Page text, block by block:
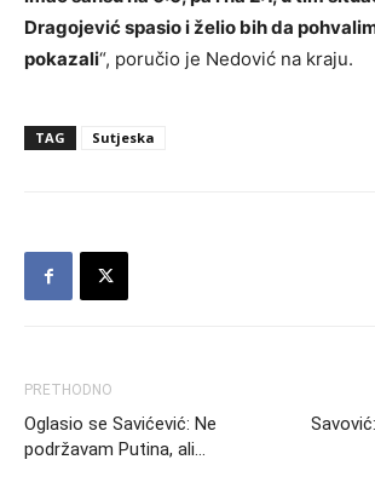
Dragojević spasio i želio bih da
pokazali“, poručio je Nedović na kraju.
TAG Sutjeska
PRETHODNO
Oglasio se Savićević: Ne
podržavam Putina, ali…